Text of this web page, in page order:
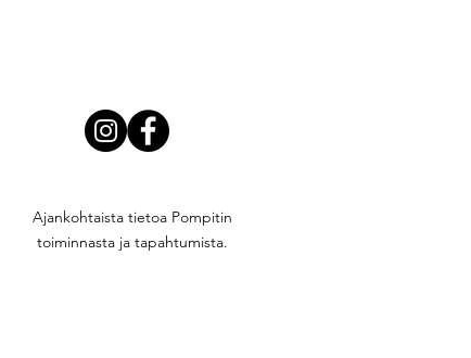
Ajankohtaista tietoa Pompitin
toiminnasta ja tapahtumista.